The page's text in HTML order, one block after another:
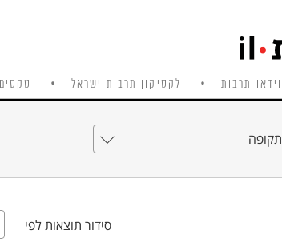
וידאו תרבות לקסיקון תרבות ישראל טקסים
תקופה
סידור תוצאות לפי